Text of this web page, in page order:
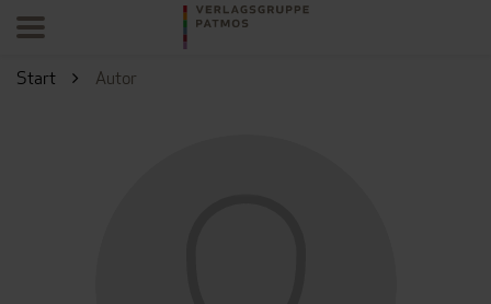
Start Autor